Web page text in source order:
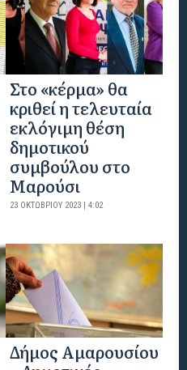
Στο «κέρμα» θα
κριθεί η τελευταία
εκλόγιμη θέση
δημοτικού
συμβούλου στο
Μαρούσι
23 ΟΚΤΩΒΡΊΟΥ 2023 | 4:02
Δήμος Αμαρουσίου